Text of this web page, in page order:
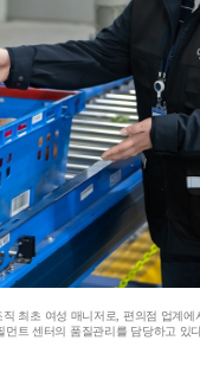
최초 여성 매니저로, 편의점 업계
먼트 센터의 품질관리를 담당하고 있